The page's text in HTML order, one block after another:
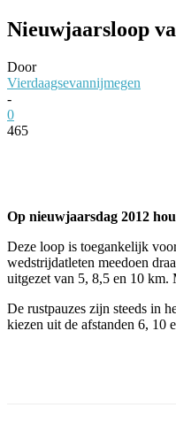
Nieuwjaarsloop
Door
Vierdaagsevannijmegen
-
0
465
Op nieuwjaarsdag 2012
Deze loop is toegankelijk
wedstrijdatleten meedoen
uitgezet van 5, 8,5 en 10 km.
De rustpauzes zijn steeds in
kiezen uit de afstanden 6, 10